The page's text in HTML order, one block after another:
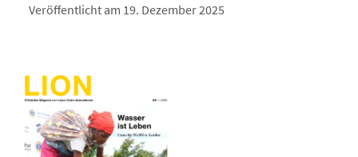
Veröffentlicht am 19. Dezember 2025